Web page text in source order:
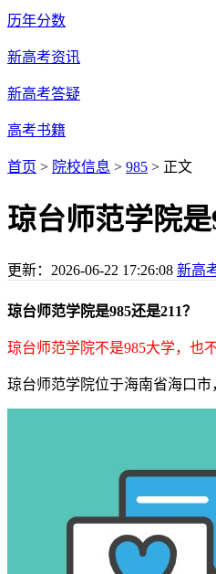
历年分数
新高考资讯
新高考答疑
高考书籍
首页 > 院校信息 > 985 > 正文
琼台师范学院是
更新： 2026-06-22 17:26:08 新高
琼台师范学院是985还是211？
琼台师范学院不是985大学，也
琼台师范学院位于海南省海口市